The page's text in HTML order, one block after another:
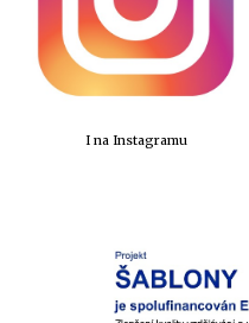
I na Instagramu